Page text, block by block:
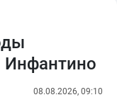
08.08.2026, 09:10